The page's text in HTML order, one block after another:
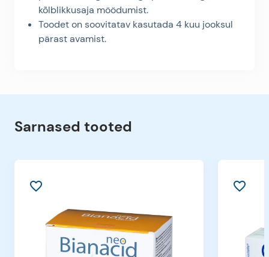
kõlblikkusaja möödumist.
Toodet on soovitatav kasutada 4 kuu jooksul
pärast avamist.
Sarnased tooted
favorite_border favorite_border